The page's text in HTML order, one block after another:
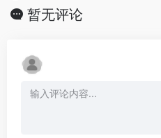
暂无评论